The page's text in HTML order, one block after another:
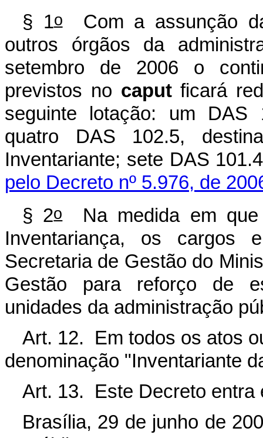
§ 1oCom a assunção
outros órgãos da
setembro de 2006 o
previstos no caputficará
seguinte lotação: um DAS
quatro DAS 102.5,
Inventariante; sete DAS
pelo Decreto nº 5.976, de
§ 2oNa medida em que
Inventariança, os cargos
Secretaria de Gestão do
Gestão para reforço de
unidades da administração
Art. 12. Em todos os atos
denominação "Inventariante
Art. 13. Este Decreto entra
Brasília, 29 de junho de